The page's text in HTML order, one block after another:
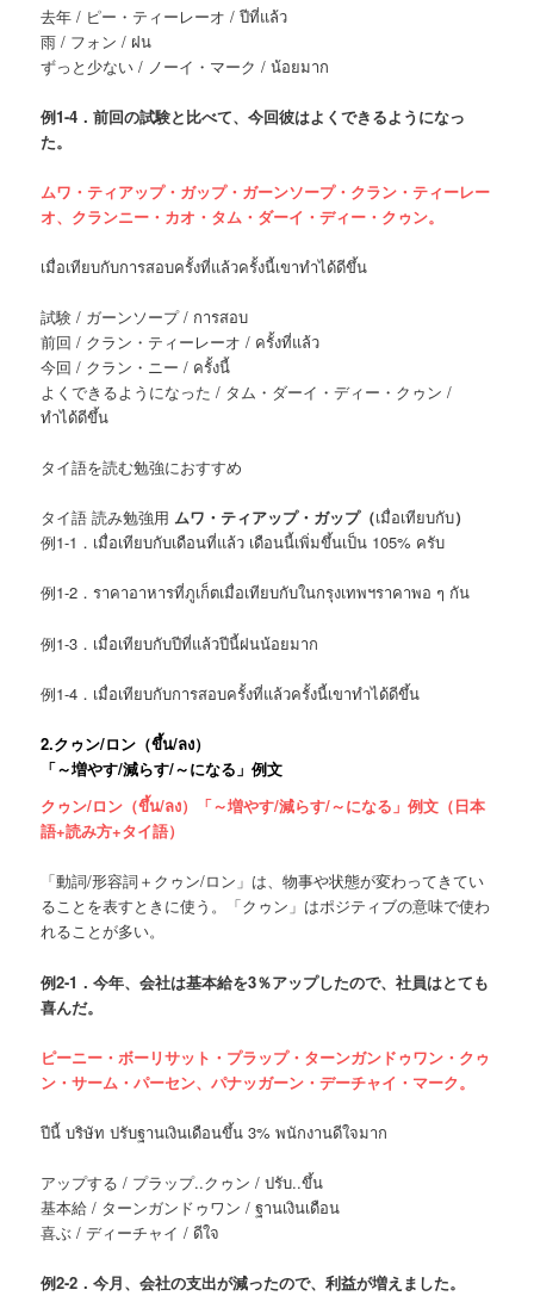
去年 / ピー・ティーレーオ / ปีที่แล้ว
雨 / フォン / ฝน
ずっと少ない / ノーイ・マーク / น้อยมาก
例1-4．前回の試験と比べて、今回彼はよくできるようになっ
た。
ムワ・ティアップ・ガップ・ガーンソープ・クラン・ティーレー
オ、クランニー・カオ・タム・ダーイ・ディー・クゥン。
เมื่อเทียบกับการสอบครั้งที่แล้วครั้งนี้เขาทำได้ดีขึ้น
試験 / ガーンソープ / การสอบ
前回 / クラン・ティーレーオ / ครั้งที่แล้ว
今回 / クラン・ニー / ครั้งนี้
よくできるようになった / タム・ダーイ・ディー・クゥン /
ทำได้ดีขึ้น
タイ語を読む勉強におすすめ
タイ語 読み勉強用ムワ・ティアップ・ガップ（เมื่อเทียบกับ）
例1-1．เมื่อเทียบกับเดือนที่แล้ว เดือนนี้เพิ่มขึ้นเป็น 105% ครับ
例1-2．ราคาอาหารที่ภูเก็ตเมื่อเทียบกับในกรุงเทพฯราคาพอ ๆ กัน
例1-3．เมื่อเทียบกับปีที่แล้วปีนี้ฝนน้อยมาก
例1-4．เมื่อเทียบกับการสอบครั้งที่แล้วครั้งนี้เขาทำได้ดีขึ้น
2.クゥン/ロン（ขึ้น/ลง）
「～増やす/減らす/～になる 」例文
クゥン/ロン（ขึ้น/ลง）「～増やす/減らす/～になる」例文（日本
語+読み方+タイ語）
「動詞/形容詞＋クゥン/ロン」は、物事や状態が変わってきてい
ることを表すときに使う。「クゥン」はポジティブの意味で使わ
れることが多い。
例2-1．今年、会社は基本給を3％アップしたので、社員はとても
喜んだ。
ピーニー・ボーリサット・プラップ・ターンガンドゥワン・クゥ
ン・サーム・パーセン、パナッガーン・デーチャイ・マーク。
ปีนี้ บริษัท ปรับฐานเงินเดือนขึ้น 3% พนักงานดีใจมาก
アップする / プラップ..クゥン / ปรับ..ขึ้น
基本給 / ターンガンドゥワン / ฐานเงินเดือน
喜ぶ / ディーチャイ / ดีใจ
例2-2．今月、会社の支出が減ったので、利益が増えました。